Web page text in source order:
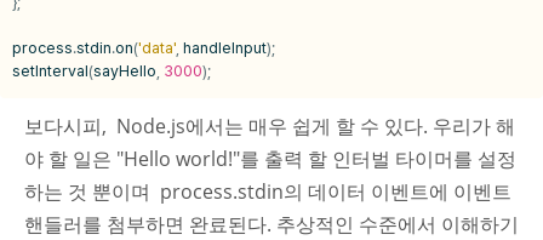
process.stdin.on('data', handleInput);
setInterval(sayHello 3000);
보다시피, Node.js에서는 매우 쉽게 할 수 있다. 우리가 해
야 할 일은 "Hello world!"를 출력 할 인터벌 타이머를 설정
하는 것 뿐이며 process.stdin의 데이터 이벤트에 이벤트
핸들러를 첨부하면 완료된다. 추상적인 수준에서 이해하기